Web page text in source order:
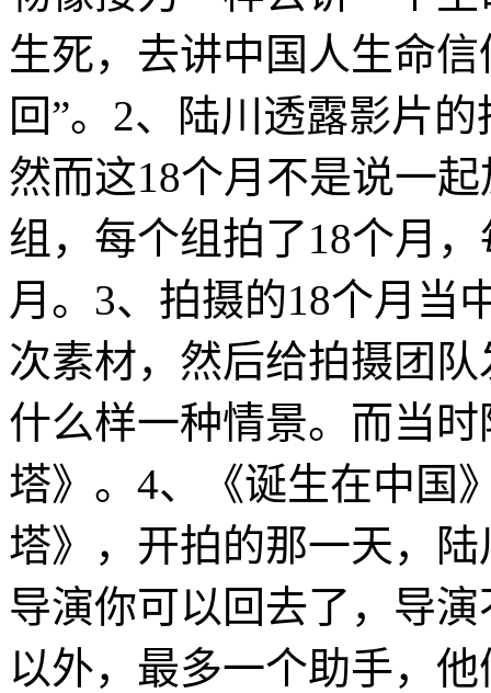
生死，去讲中国人生命
回”。2、陆川透露影片
然而这18个月不是说一
组，每个组拍了18个月
月。3、拍摄的18个月当
次素材，然后给拍摄团
什么样一种情景。而当
塔》。4、《诞生在中国
塔》，开拍的那一天，
导演你可以回去了，导
以外，最多一个助手，